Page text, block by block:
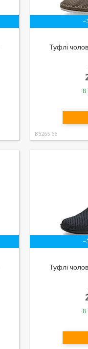
Туфлі
В
B5265-65
Туфлі
В